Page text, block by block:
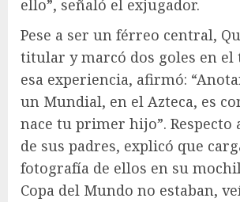
ello”, señaló el exjugador.
Pese a ser un férreo central,
titular y marcó dos goles en el
esa experiencia, afirmó:
un Mundial, en el Azteca, es
nace tu primer hijo”. Respecto
de sus padres, explicó que
fotografía de ellos en su
Copa del Mundo no estaban,